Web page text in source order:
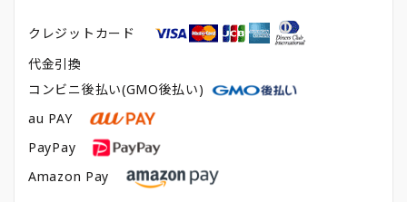
クレジットカード
代金引換
コンビニ後払い(GMO後払い)
au PAY
PayPay
Amazon Pay